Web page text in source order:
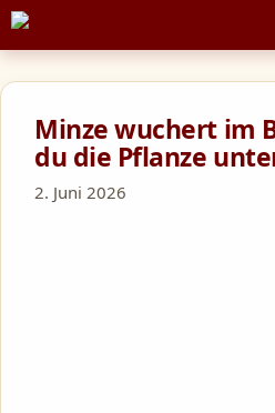
Zum
Inhalt
springen
Minze wuchert im
du die Pflanze
2. Juni 2026